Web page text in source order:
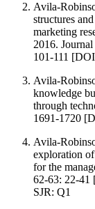
La lista completa
https://
Avila-
structures
marketing
2016.
101-111
Avila-
knowledge
through
1691-1720
Avila-
exploration
for the
62-63: 22-41
SJR: Q1